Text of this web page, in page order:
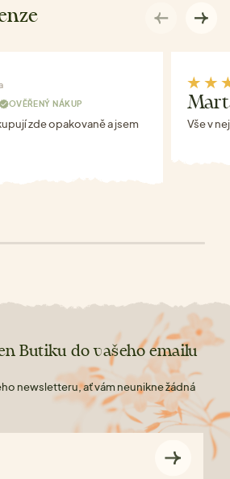
OVĚŘENÝ NÁKUP
zde opakovaně a jsem
Vše v
Butiku do vašeho emailu
newsletteru, ať vám neunikne žádná